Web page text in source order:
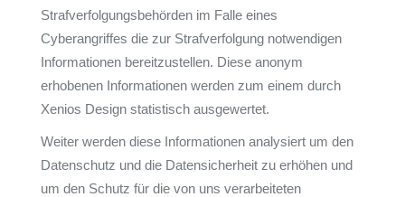
Strafverfolgungsbehörden im Falle eines
Cyberangriffes die zur Strafverfolgung notwendigen
Informationen bereitzustellen. Diese anonym
erhobenen Informationen werden zum einem durch
Xenios Design statistisch ausgewertet.
Weiter werden diese Informationen analysiert um den
Datenschutz und die Datensicherheit zu erhöhen und
um den Schutz für die von uns verarbeiteten